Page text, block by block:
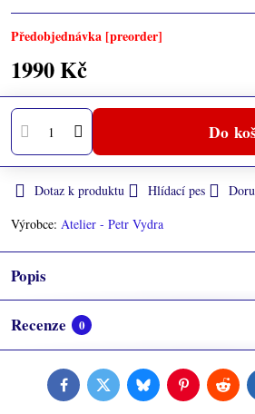
Předobjednávka [preorder]
1990 Kč
Do
Dotaz k produktu Hlídací pes
Výrobce: Atelier - Petr Vydra
Popis
Recenze 0
FacebookTwitterBlueskyPinterestReddit